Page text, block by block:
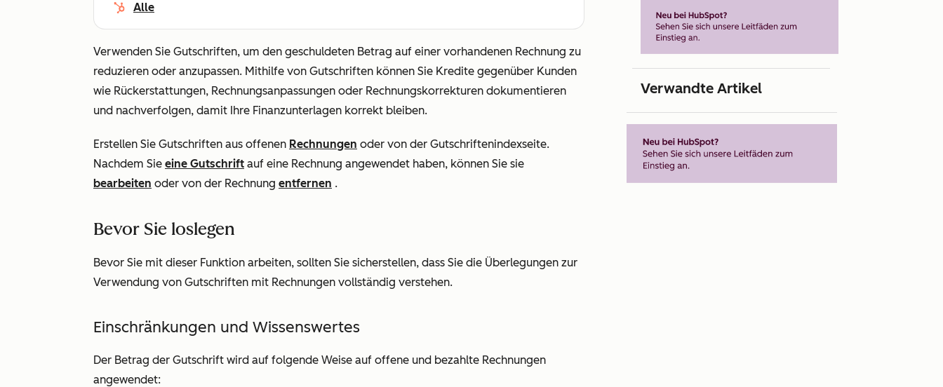
Alle
Verwenden Sie Gutschriften, um den geschuldeten Betrag auf einer vorhandenen Rechnung zu
reduzieren oder anzupassen. Mithilfe von Gutschriften können Sie Kredite gegenüber Kunden
wie Rückerstattungen, Rechnungsanpassungen oder Rechnungskorrekturen dokumentieren
und nachverfolgen, damit Ihre Finanzunterlagen korrekt bleiben.
Erstellen Sie Gutschriften aus offenen Rechnungen oder von der Gutschriftenindexseite.
Nachdem Sie eine Gutschrift auf eine Rechnung angewendet haben, können Sie sie
bearbeiten oder von der Rechnung entfernen .
Bevor Sie loslegen
Bevor Sie mit dieser Funktion arbeiten, sollten Sie sicherstellen, dass Sie die Überlegungen zur
Verwendung von Gutschriften mit Rechnungen vollständig verstehen.
Einschränkungen und Wissenswertes
Der Betrag der Gutschrift wird auf folgende Weise auf offene und bezahlte Rechnungen
angewendet:
Verwandte Artikel